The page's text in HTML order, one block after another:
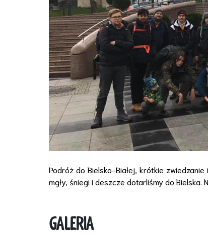
Podróż do Bielsko-Białej, krótkie
mgły, śniegi i deszcze dotarliśmy do Bielska.
GALERIA